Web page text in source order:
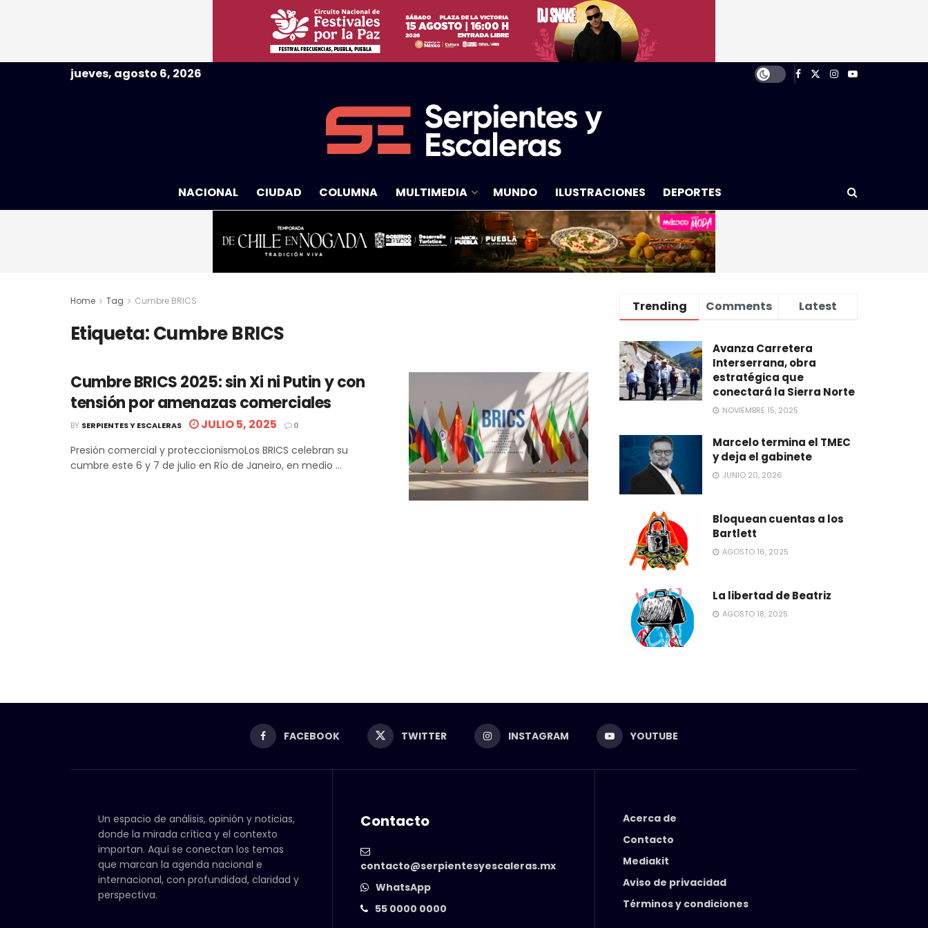
jueves, agosto 6, 2026
NACIONAL CIUDAD COLUMNA MULTIMEDIA MUNDO ILUSTRACIONES DEPORTES
Home Tag Cumbre BRICS
Etiqueta:Cumbre BRICS
Cumbre BRICS 2025: sin Xi ni Putin y con
tensión por amenazas comerciales
BY SERPIENTES Y ESCALERAS JULIO 5, 2025 0
Presión comercial y proteccionismoLos BRICS celebran su
cumbre este 6 y 7 de julio en Río de Janeiro, en medio ...
Trending Comments Latest
Avanza Carretera
Interserrana, obra
estratégica que
conectará la Sierra Norte
NOVIEMBRE 15, 2025
Marcelo termina el TMEC
y deja el gabinete
JUNIO 20, 2026
Bloquean cuentas a los
Bartlett
AGOSTO 16, 2025
La libertad de Beatriz
AGOSTO 18, 2025
FACEBOOK TWITTER INSTAGRAM YOUTUBE
Un espacio de análisis, opinión y noticias,
donde la mirada crítica y el contexto
importan. Aquí se conectan los temas
que marcan la agenda nacional e
internacional, con profundidad, claridad y
perspectiva.
Contacto
contacto@serpientesyescaleras.mx
WhatsApp
55 0000 0000
Acerca de
Contacto
Mediakit
Aviso de privacidad
Términos y condiciones